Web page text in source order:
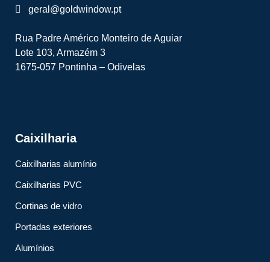
geral@goldwindow.pt
Rua Padre Américo Monteiro de Aguiar
Lote 103, Armazém 3
1675-057 Pontinha – Odivelas
Caixilharia
Caixilharias alumínio
Caixilharias PVC
Cortinas de vidro
Portadas exteriores
Alumínios